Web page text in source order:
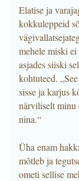
Elatise ja
kokkuleppeid
mehele miski
asjades siiski
kohtuteed.
sisse ja karjus
närviliselt minu
nina.“
Üha enam
mõtleb ja
ometi sellise